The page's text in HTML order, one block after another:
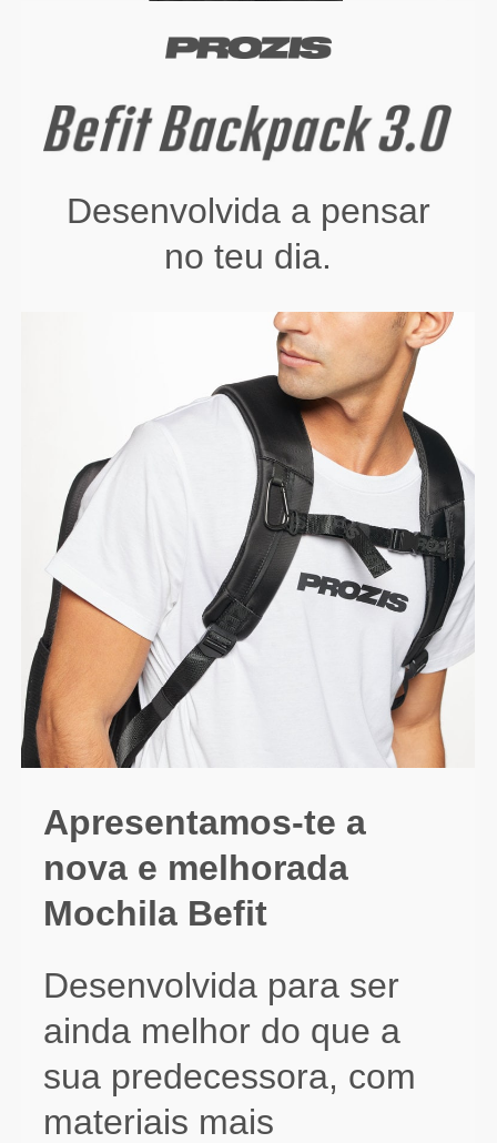
Desenvolvida a pensar
no teu dia.
Apresentamos-te a
nova e melhorada
Mochila Befit
Desenvolvida para ser
ainda melhor do que a
sua predecessora, com
materiais mais